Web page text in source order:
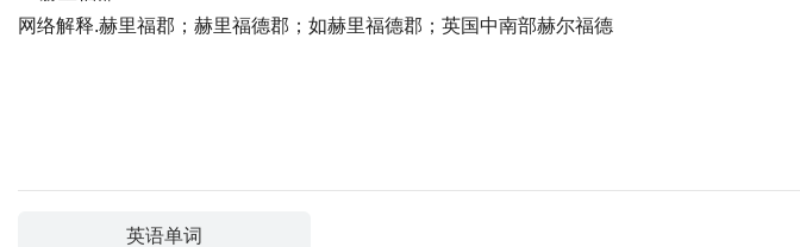
网络解释.赫里福郡；赫里福德郡；如赫里福德郡；英国中南部赫尔福德
英语单词